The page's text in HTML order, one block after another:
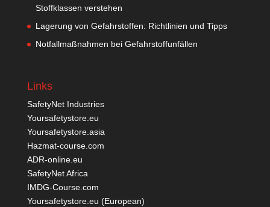
Stoffklassen verstehen
Lagerung von Gefahrstoffen: Richtlinien und Tipps
Notfallmaßnahmen bei Gefahrstoffunfällen
Links
SafetyNet Industries
Yoursafetystore.eu
Yoursafetystore.asia
Hazmat-course.com
ADR-online.eu
SafetyNet Africa
IMDG-Course.com
Yoursafetystore.eu (European)